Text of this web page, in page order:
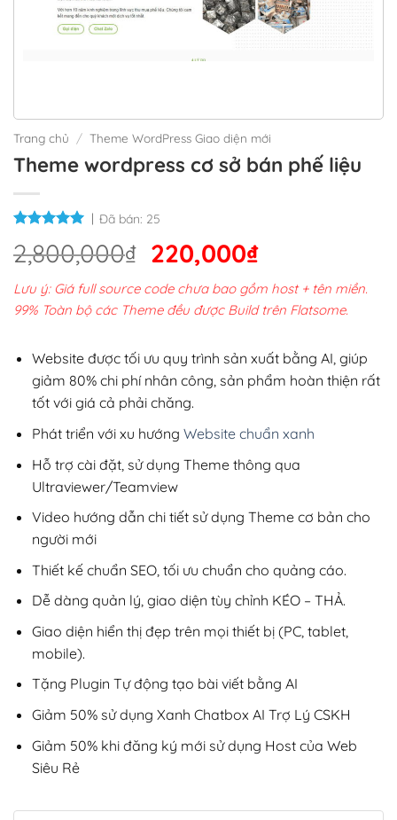
Trang chủ / Theme WordPress Giao diện mới
Theme wordpress cơ sở bán phế liệu
Đã bán: 25
2,800,000₫ Giá
gốc
là:
2,800,000₫.
220,000₫Giá
hiện
tại
220,000₫.
Lưu ý: Giá full source code chưa bao gồm host + tên miền.
99% Toàn bộ các Theme đều được Build trên Flatsome.
Website được tối ưu quy trình sản xuất bằng AI, giúp
giảm 80% chi phí nhân công, sản phẩm hoàn thiện rất
tốt với giá cả phải chăng.
Phát triển với xu hướng Website chuẩn xanh
Hỗ trợ cài đặt, sử dụng Theme thông qua
Ultraviewer/Teamview
Video hướng dẫn chi tiết sử dụng Theme cơ bản cho
người mới
Thiết kế chuẩn SEO, tối ưu chuẩn cho quảng cáo.
Dễ dàng quản lý, giao diện tùy chỉnh KÉO – THẢ.
Giao diện hiển thị đẹp trên mọi thiết bị (PC, tablet,
mobile).
Tặng Plugin Tự động tạo bài viết bằng AI
Giảm 50% sử dụng Xanh Chatbox AI Trợ Lý CSKH
Giảm 50% khi đăng ký mới sử dụng Host của Web
Siêu Rẻ